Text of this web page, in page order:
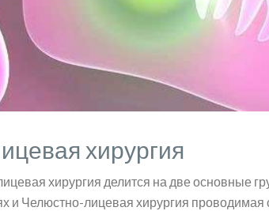
хирургия
хирургия делится на две основные
и Челюстно-лицевая хирургия проводимая